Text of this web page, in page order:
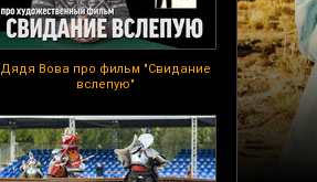
Дядя Вова про фильм "Свидание
вслепую"